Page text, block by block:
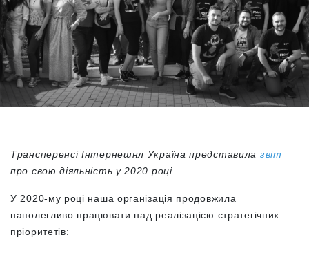
Трансперенсі Інтернешнл Україна представила звіт
про свою діяльність у 2020 році.
У 2020-му році наша організація продовжила
наполегливо працювати над реалізацією стратегічних
пріоритетів: